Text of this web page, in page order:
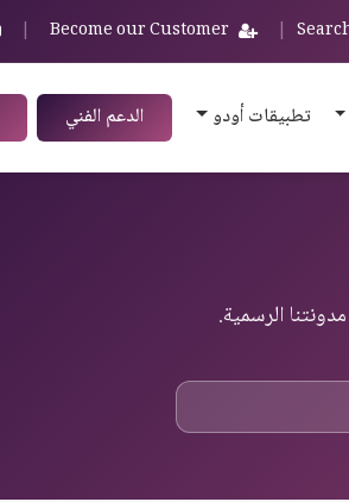
|
Become our Customer
|
تطبيقات أودو الدعم الفني
الرسمية.